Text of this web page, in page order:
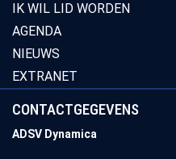
IK WIL LID WORDEN
AGENDA
NIEUWS
EXTRANET
CONTACTGEGEVENS
ADSV Dynamica